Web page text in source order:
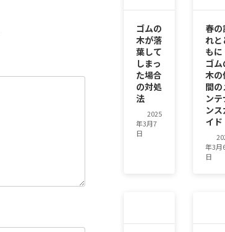
ゴムの
木が落
葉して
しまっ
た場合
の対処
法
2025
年3月7
日
春の
れと
もに
ゴム
木の
間の
ンテ
ンス
イド
年3月
日